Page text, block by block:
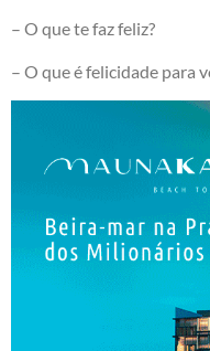
– O que te faz feliz?
– O que é felicidade para